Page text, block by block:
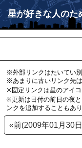
星が好きな人のた
※外部リンクはたいてい
※あまりに古いリンク先
※固定リンクは星のアイコ
※更新は日付の前日の夜
ンクを追加することもあり
«前(2009年01月30